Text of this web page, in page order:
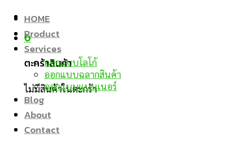
0
ตะกร้าสินค้า
ไม่มีสินค้าในตะกร้า
HOME
Product
Services
ออกแบบโลโก้
ออกแบบฉลากสินค้า
ออกแบบแบนเนอร์
Blog
About
Contact